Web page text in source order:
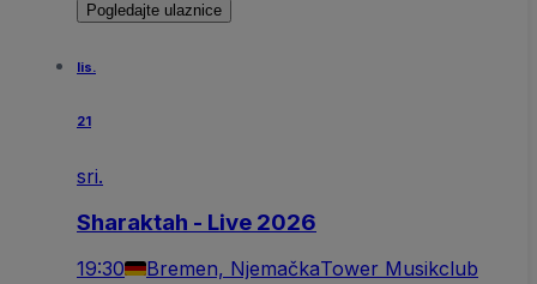
Pogledajte ulaznice
lis.
21
sri.
Sharaktah - Live 2026
19:30 Bremen, NjemačkaTower Musikclub